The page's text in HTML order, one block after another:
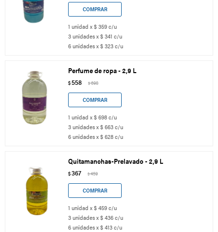
1 unidad x $ 359 c/u
3 unidades x $ 341 c/u
6 unidades x $ 323 c/u
Perfume de ropa - 2,9 L
$558 $698
1 unidad x $ 698 c/u
3 unidades x $ 663 c/u
6 unidades x $ 628 c/u
Quitamanchas-Prelavado - 2,9 L
$367 $459
1 unidad x $ 459 c/u
3 unidades x $ 436 c/u
6 unidades x $ 413 c/u